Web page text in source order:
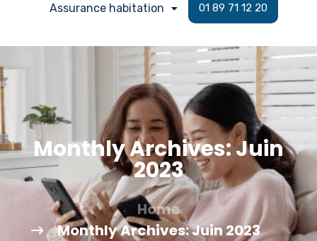
Assurance habitation 01 89 71 12 20
Monthly Archives: Juin
2023
Home
Monthly Archives: Juin 2023